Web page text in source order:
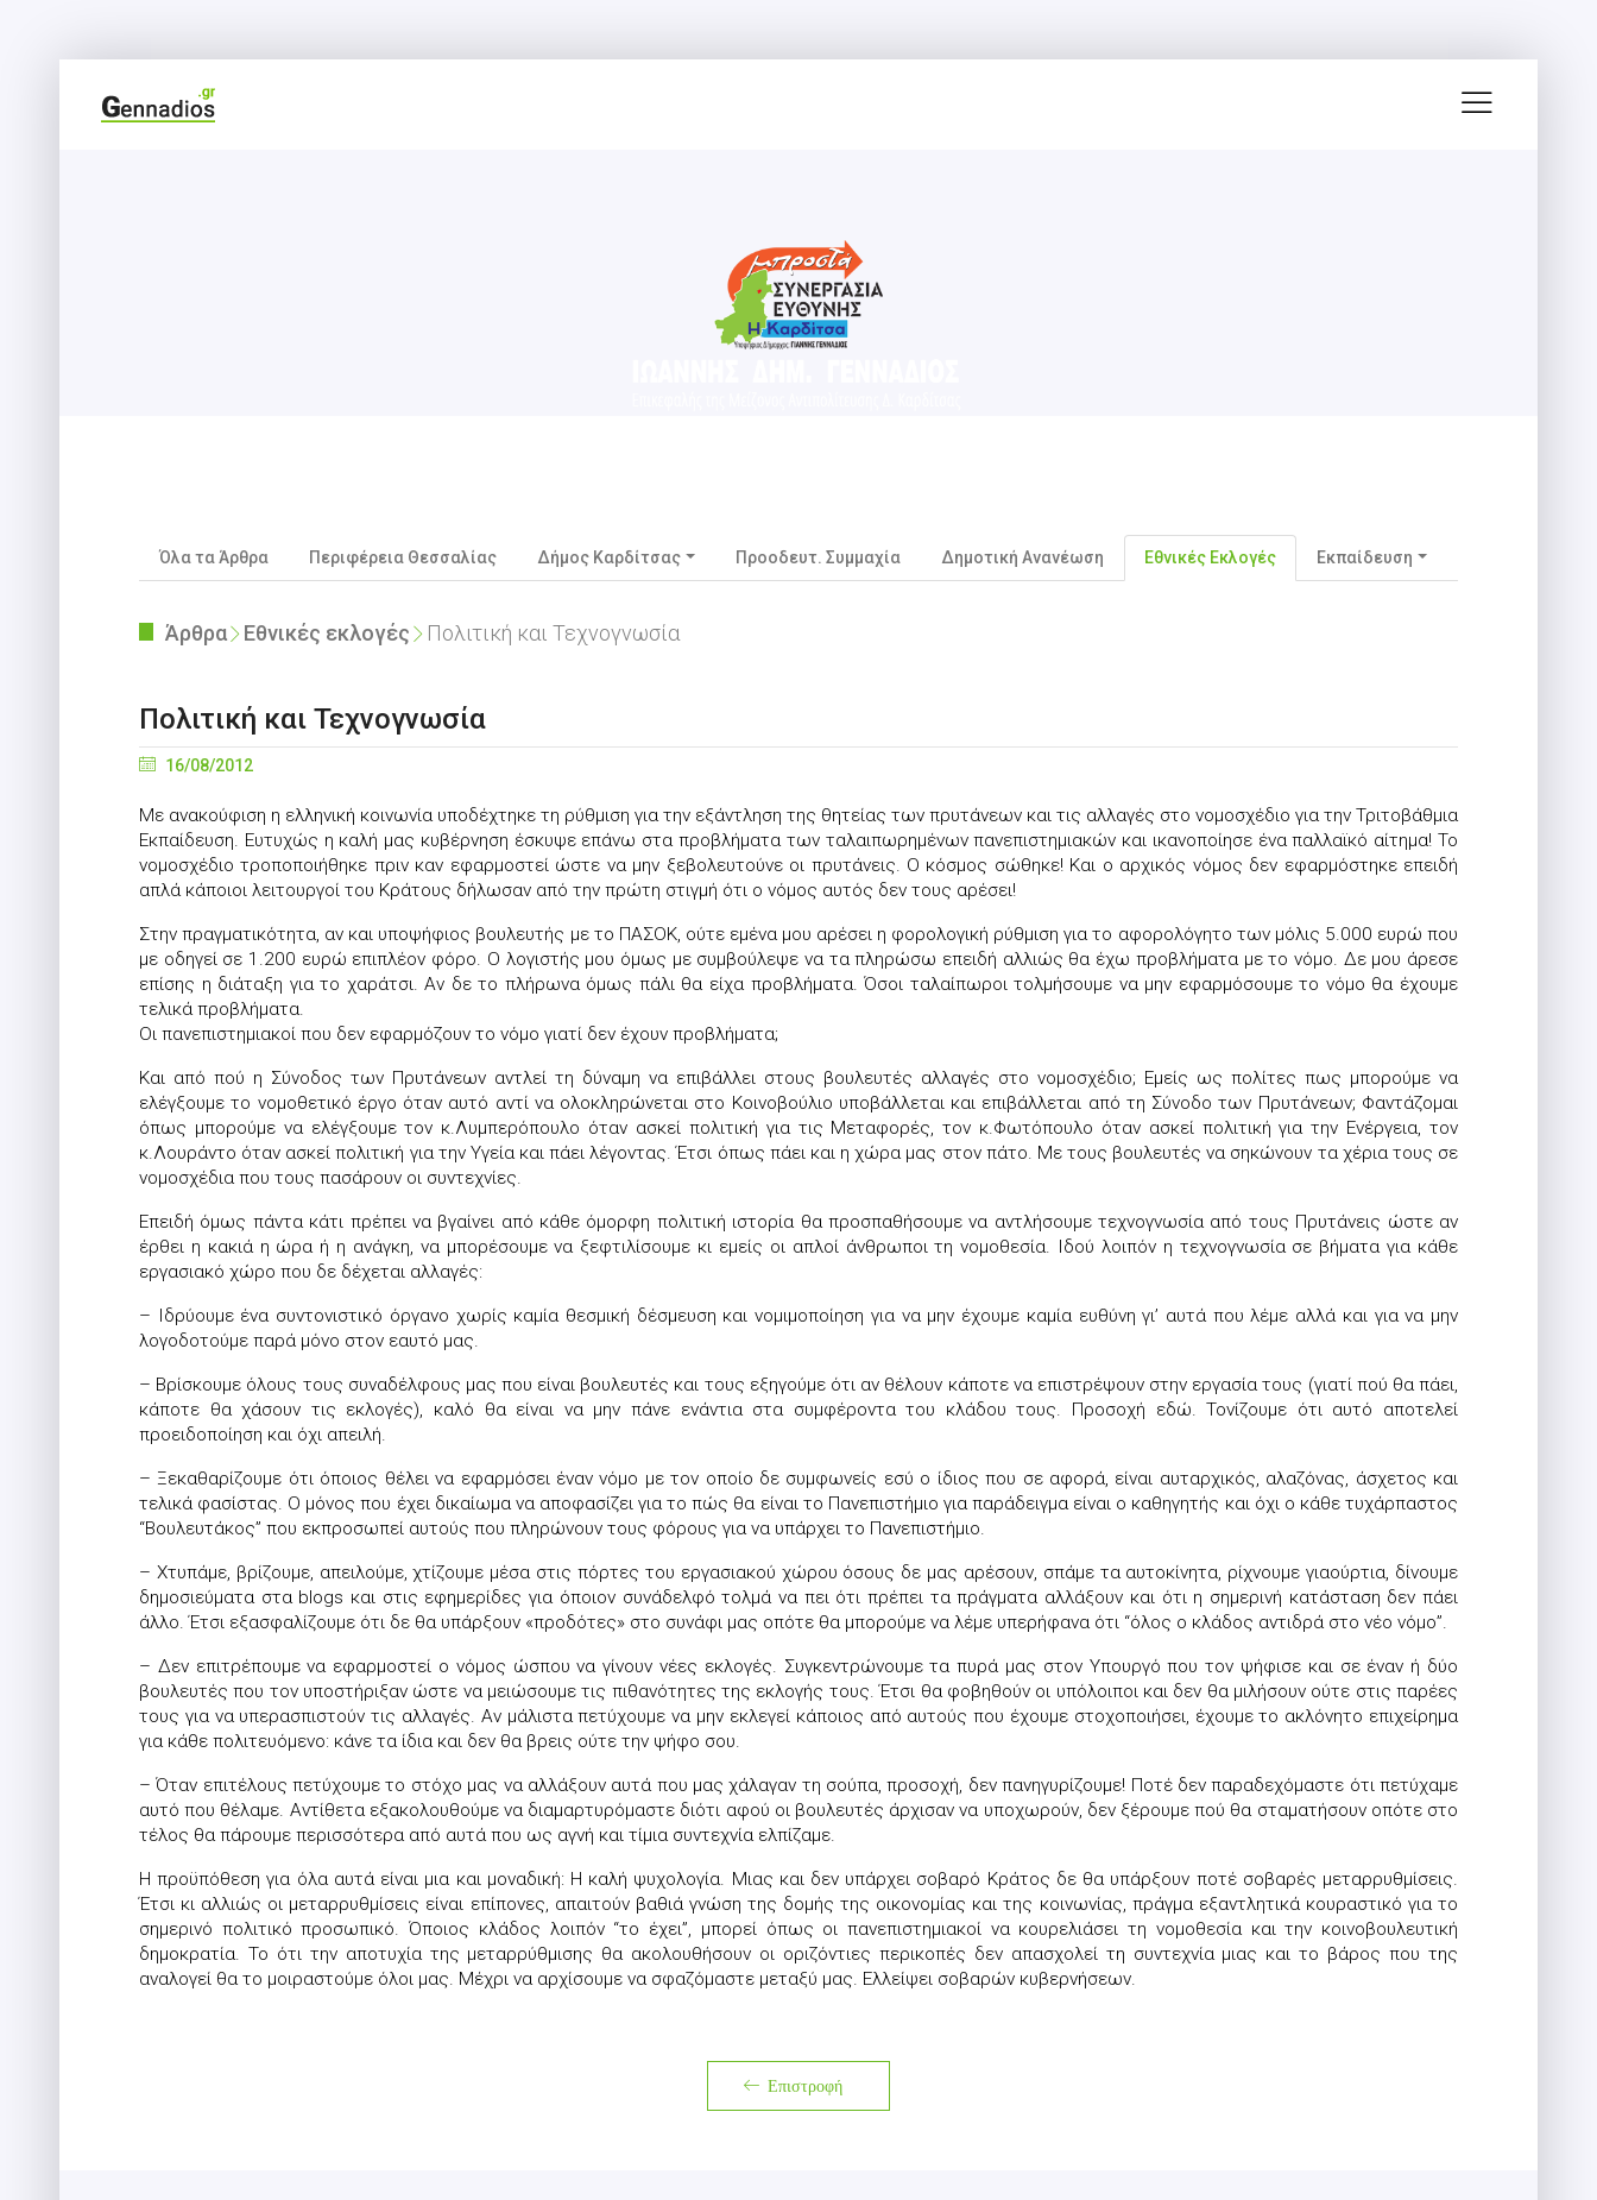
Όλα τα Άρθρα Περιφέρεια Θεσσαλίας Δήμος Καρδίτσας Προοδευτ. Συμμαχία Δημοτική Ανανέωση Εθνικές Εκλογές Εκπαίδευση
Άρθρα Εθνικές εκλογές Πολιτική και Τεχνογνωσία
Πολιτική και Τεχνογνωσία
16/08/2012
Με ανακούφιση η ελληνική κοινωνία υποδέχτηκε τη ρύθμιση για την εξάντληση της θητείας των πρυτάνεων και τις αλλαγές στο νομοσχέδιο για την Τριτοβάθμια
Εκπαίδευση. Ευτυχώς η καλή μας κυβέρνηση έσκυψε επάνω στα προβλήματα των ταλαιπωρημένων πανεπιστημιακών και ικανοποίησε ένα παλλαϊκό αίτημα! Το
νομοσχέδιο τροποποιήθηκε πριν καν εφαρμοστεί ώστε να μην ξεβολευτούνε οι πρυτάνεις. Ο κόσμος σώθηκε! Και ο αρχικός νόμος δεν εφαρμόστηκε επειδή
απλά κάποιοι λειτουργοί του Κράτους δήλωσαν από την πρώτη στιγμή ότι ο νόμος αυτός δεν τους αρέσει!
Στην πραγματικότητα, αν και υποψήφιος βουλευτής με το ΠΑΣΟΚ, ούτε εμένα μου αρέσει η φορολογική ρύθμιση για το αφορολόγητο των μόλις 5.000 ευρώ που
με οδηγεί σε 1.200 ευρώ επιπλέον φόρο. Ο λογιστής μου όμως με συμβούλεψε να τα πληρώσω επειδή αλλιώς θα έχω προβλήματα με το νόμο. Δε μου άρεσε
επίσης η διάταξη για το χαράτσι. Αν δε το πλήρωνα όμως πάλι θα είχα προβλήματα. Όσοι ταλαίπωροι τολμήσουμε να μην εφαρμόσουμε το νόμο θα έχουμε
τελικά προβλήματα.
Οι πανεπιστημιακοί που δεν εφαρμόζουν το νόμο γιατί δεν έχουν προβλήματα;
Και από πού η Σύνοδος των Πρυτάνεων αντλεί τη δύναμη να επιβάλλει στους βουλευτές αλλαγές στο νομοσχέδιο; Εμείς ως πολίτες πως μπορούμε να
ελέγξουμε το νομοθετικό έργο όταν αυτό αντί να ολοκληρώνεται στο Κοινοβούλιο υποβάλλεται και επιβάλλεται από τη Σύνοδο των Πρυτάνεων; Φαντάζομαι
όπως μπορούμε να ελέγξουμε τον κ.Λυμπερόπουλο όταν ασκεί πολιτική για τις Μεταφορές, τον κ.Φωτόπουλο όταν ασκεί πολιτική για την Ενέργεια, τον
κ.Λουράντο όταν ασκεί πολιτική για την Υγεία και πάει λέγοντας. Έτσι όπως πάει και η χώρα μας στον πάτο. Με τους βουλευτές να σηκώνουν τα χέρια τους σε
νομοσχέδια που τους πασάρουν οι συντεχνίες.
Επειδή όμως πάντα κάτι πρέπει να βγαίνει από κάθε όμορφη πολιτική ιστορία θα προσπαθήσουμε να αντλήσουμε τεχνογνωσία από τους Πρυτάνεις ώστε αν
έρθει η κακιά η ώρα ή η ανάγκη, να μπορέσουμε να ξεφτιλίσουμε κι εμείς οι απλοί άνθρωποι τη νομοθεσία. Ιδού λοιπόν η τεχνογνωσία σε βήματα για κάθε
εργασιακό χώρο που δε δέχεται αλλαγές:
– Ιδρύουμε ένα συντονιστικό όργανο χωρίς καμία θεσμική δέσμευση και νομιμοποίηση για να μην έχουμε καμία ευθύνη γι’ αυτά που λέμε αλλά και για να μην
λογοδοτούμε παρά μόνο στον εαυτό μας.
– Βρίσκουμε όλους τους συναδέλφους μας που είναι βουλευτές και τους εξηγούμε ότι αν θέλουν κάποτε να επιστρέψουν στην εργασία τους (γιατί πού θα πάει,
κάποτε θα χάσουν τις εκλογές), καλό θα είναι να μην πάνε ενάντια στα συμφέροντα του κλάδου τους. Προσοχή εδώ. Τονίζουμε ότι αυτό αποτελεί
προειδοποίηση και όχι απειλή.
– Ξεκαθαρίζουμε ότι όποιος θέλει να εφαρμόσει έναν νόμο με τον οποίο δε συμφωνείς εσύ ο ίδιος που σε αφορά, είναι αυταρχικός, αλαζόνας, άσχετος και
τελικά φασίστας. Ο μόνος που έχει δικαίωμα να αποφασίζει για το πώς θα είναι το Πανεπιστήμιο για παράδειγμα είναι ο καθηγητής και όχι ο κάθε τυχάρπαστος
“Βουλευτάκος” που εκπροσωπεί αυτούς που πληρώνουν τους φόρους για να υπάρχει το Πανεπιστήμιο.
– Χτυπάμε, βρίζουμε, απειλούμε, χτίζουμε μέσα στις πόρτες του εργασιακού χώρου όσους δε μας αρέσουν, σπάμε τα αυτοκίνητα, ρίχνουμε γιαούρτια, δίνουμε
δημοσιεύματα στα blogs και στις εφημερίδες για όποιον συνάδελφό τολμά να πει ότι πρέπει τα πράγματα αλλάξουν και ότι η σημερινή κατάσταση δεν πάει
άλλο. Έτσι εξασφαλίζουμε ότι δε θα υπάρξουν «προδότες» στο συνάφι μας οπότε θα μπορούμε να λέμε υπερήφανα ότι “όλος ο κλάδος αντιδρά στο νέο νόμο”.
– Δεν επιτρέπουμε να εφαρμοστεί ο νόμος ώσπου να γίνουν νέες εκλογές. Συγκεντρώνουμε τα πυρά μας στον Υπουργό που τον ψήφισε και σε έναν ή δύο
βουλευτές που τον υποστήριξαν ώστε να μειώσουμε τις πιθανότητες της εκλογής τους. Έτσι θα φοβηθούν οι υπόλοιποι και δεν θα μιλήσουν ούτε στις παρέες
τους για να υπερασπιστούν τις αλλαγές. Αν μάλιστα πετύχουμε να μην εκλεγεί κάποιος από αυτούς που έχουμε στοχοποιήσει, έχουμε το ακλόνητο επιχείρημα
για κάθε πολιτευόμενο: κάνε τα ίδια και δεν θα βρεις ούτε την ψήφο σου.
– Όταν επιτέλους πετύχουμε το στόχο μας να αλλάξουν αυτά που μας χάλαγαν τη σούπα, προσοχή, δεν πανηγυρίζουμε! Ποτέ δεν παραδεχόμαστε ότι πετύχαμε
αυτό που θέλαμε. Αντίθετα εξακολουθούμε να διαμαρτυρόμαστε διότι αφού οι βουλευτές άρχισαν να υποχωρούν, δεν ξέρουμε πού θα σταματήσουν οπότε στο
τέλος θα πάρουμε περισσότερα από αυτά που ως αγνή και τίμια συντεχνία ελπίζαμε.
Η προϋπόθεση για όλα αυτά είναι μια και μοναδική: Η καλή ψυχολογία. Μιας και δεν υπάρχει σοβαρό Κράτος δε θα υπάρξουν ποτέ σοβαρές μεταρρυθμίσεις.
Έτσι κι αλλιώς οι μεταρρυθμίσεις είναι επίπονες, απαιτούν βαθιά γνώση της δομής της οικονομίας και της κοινωνίας, πράγμα εξαντλητικά κουραστικό για το
σημερινό πολιτικό προσωπικό. Όποιος κλάδος λοιπόν “το έχει”, μπορεί όπως οι πανεπιστημιακοί να κουρελιάσει τη νομοθεσία και την κοινοβουλευτική
δημοκρατία. Το ότι την αποτυχία της μεταρρύθμισης θα ακολουθήσουν οι οριζόντιες περικοπές δεν απασχολεί τη συντεχνία μιας και το βάρος που της
αναλογεί θα το μοιραστούμε όλοι μας. Μέχρι να αρχίσουμε να σφαζόμαστε μεταξύ μας. Ελλείψει σοβαρών κυβερνήσεων.
Επιστροφή